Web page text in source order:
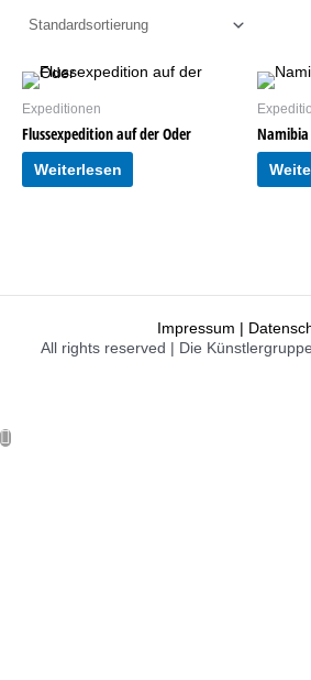
Expeditionen
Flussexpedition auf der Oder
Weiterlesen
Impressum |
All rights reserved | Die